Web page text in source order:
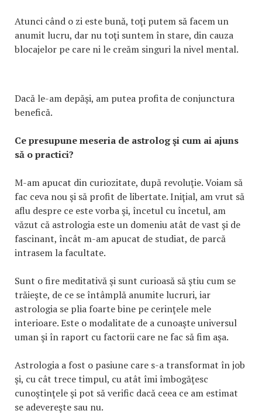
Atunci când o zi este bună, toţi putem să facem un
anumit lucru, dar nu toţi suntem în stare, din cauza
blocajelor pe care ni le creăm singuri la nivel mental.
Dacă le-am depăşi, am putea profita de conjunctura
benefică.
Ce presupune meseria de astrolog şi cum ai ajuns
să o practici?
M-am apucat din curiozitate, după revoluţie. Voiam să
fac ceva nou şi să profit de libertate. Iniţial, am vrut să
aflu despre ce este vorba şi, încetul cu încetul, am
văzut că astrologia este un domeniu atât de vast şi de
fascinant, încât m-am apucat de studiat, de parcă
intrasem la facultate.
Sunt o fire meditativă şi sunt curioasă să ştiu cum se
trăieşte, de ce se întâmplă anumite lucruri, iar
astrologia se plia foarte bine pe cerinţele mele
interioare. Este o modalitate de a cunoaşte universul
uman şi în raport cu factorii care ne fac să fim aşa.
Astrologia a fost o pasiune care s-a transformat în job
şi, cu cât trece timpul, cu atât îmi îmbogăţesc
cunoştinţele şi pot să verific dacă ceea ce am estimat
se adevereşte sau nu.